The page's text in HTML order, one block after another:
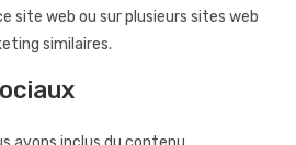
site web ou sur plusieurs sites web
similaires.